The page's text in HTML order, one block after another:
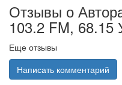
Отзывы о
103.2 FM, 68.15
Еще отзывы
Написать комментарий